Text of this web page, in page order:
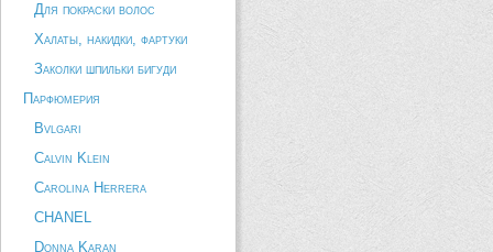
Для покраски волос
Халаты, накидки, фартуки
Заколки шпильки бигуди
Парфюмерия
Bvlgari
Calvin Klein
Carolina Herrera
CHANEL
Donna Karan